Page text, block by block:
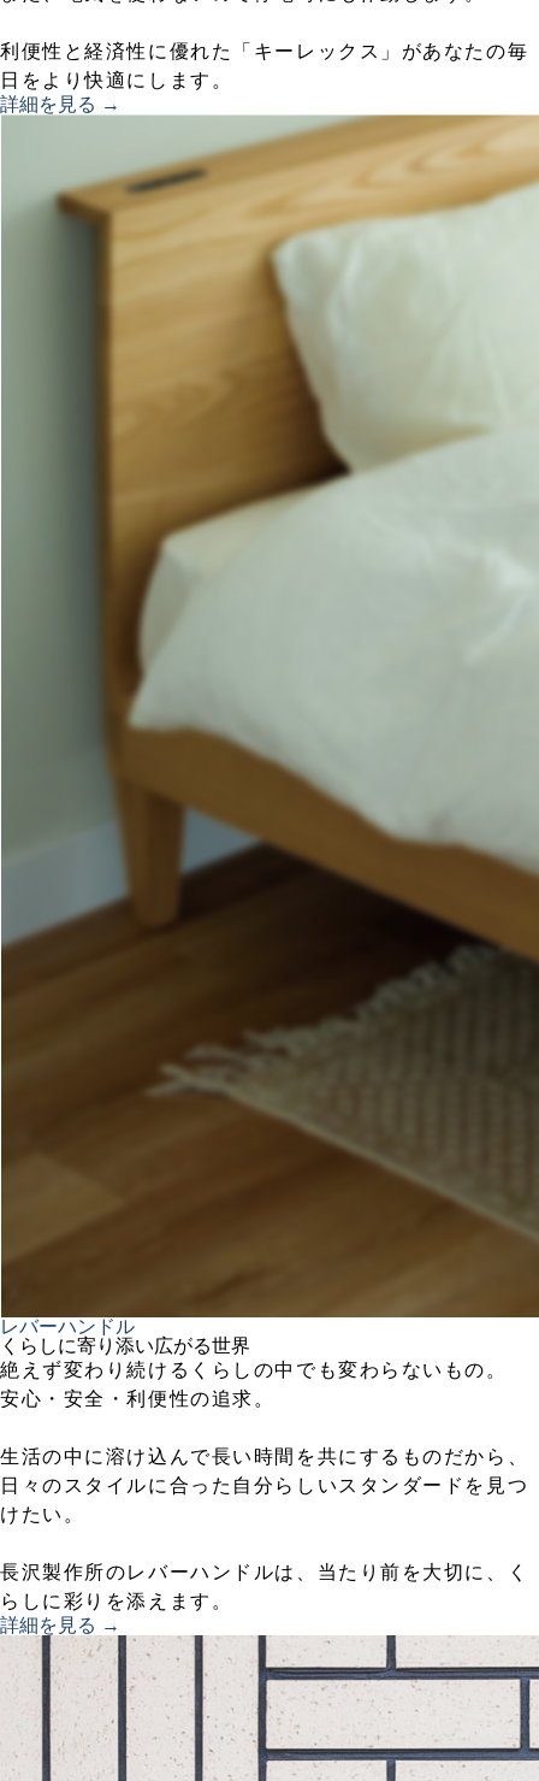
利便性と経済性に優れた「キーレックス」があなたの毎
日をより快適にします。
詳細を見る →
レバーハンドル
くらしに寄り添い広がる世界
絶えず変わり続けるくらしの中でも変わらないもの。
安心・安全・利便性の追求。
生活の中に溶け込んで長い時間を共にするものだから、
日々のスタイルに合った自分らしいスタンダードを見つ
けたい。
長沢製作所のレバーハンドルは、当たり前を大切に、く
らしに彩りを添えます。
詳細を見る →